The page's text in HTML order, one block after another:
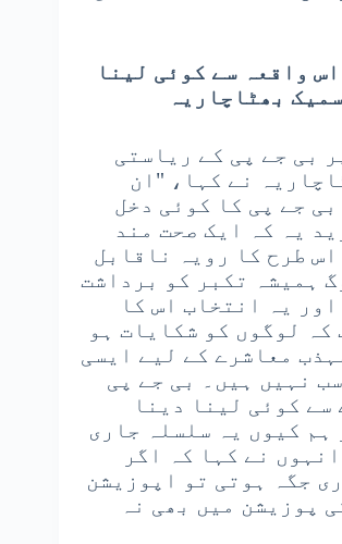
واقعہ سے کوئی لینا
بھٹاچاریہ
بی جے پی کے ریاستی
نے کہا، "ان
بی جے پی کا کوئی دخل
یہ کہ ایک صحت مند
طرح کا رویہ ناقابل
ہمیشہ تکبر کو برداشت
یہ انتخاب اس کا
کہ لوگوں کو شکایات ہو
معاشرے کے لیے ایسی
نہیں ہیں۔ بی جے پی
سے کوئی لینا دینا
ہم کیوں یہ سلسلہ جاری
نے کہا کہ اگر
جگہ ہوتی تو اپوزیشن
پوزیشن میں بھی نہ